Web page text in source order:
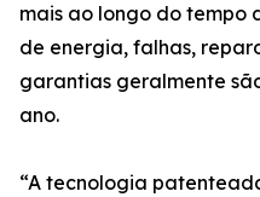
mais ao longo do tempo
de energia, falhas,
garantias geralmente
ano.
“A tecnologia